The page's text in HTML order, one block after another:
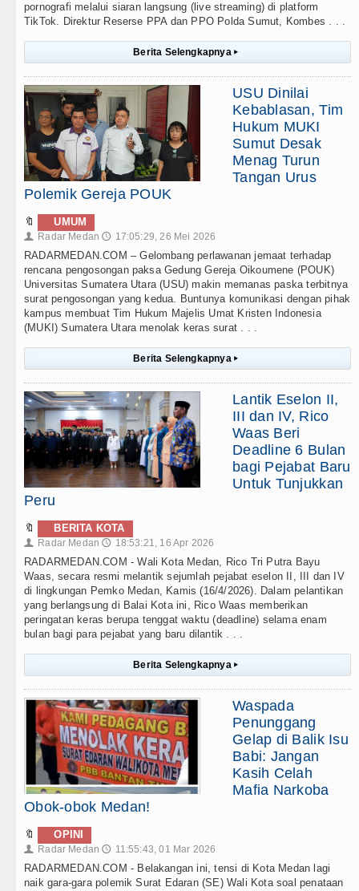
pornografi melalui siaran langsung (live streaming) di platform
TikTok. Direktur Reserse PPA dan PPO Polda Sumut, Kombes . . .
Berita Selengkapnya ▸
USU Dinilai
Kebablasan, Tim
Hukum MUKI
Sumut Desak
Menag Turun
Tangan Urus
Polemik Gereja POUK
🔖 UMUM
👤 Radar Medan 🕔 17:05:29, 26 Mei 2026
RADARMEDAN.COM – Gelombang perlawanan jemaat terhadap
rencana pengosongan paksa Gedung Gereja Oikoumene (POUK)
Universitas Sumatera Utara (USU) makin memanas paska terbitnya
surat pengosongan yang kedua. Buntunya komunikasi dengan pihak
kampus membuat Tim Hukum Majelis Umat Kristen Indonesia
(MUKI) Sumatera Utara menolak keras surat . . .
Berita Selengkapnya ▸
Lantik Eselon II,
III dan IV, Rico
Waas Beri
Deadline 6 Bulan
bagi Pejabat Baru
Untuk Tunjukkan
Peru
🔖 BERITA KOTA
👤 Radar Medan 🕔 18:53:21, 16 Apr 2026
RADARMEDAN.COM - Wali Kota Medan, Rico Tri Putra Bayu
Waas, secara resmi melantik sejumlah pejabat eselon II, III dan IV
di lingkungan Pemko Medan, Kamis (16/4/2026). Dalam pelantikan
yang berlangsung di Balai Kota ini, Rico Waas memberikan
peringatan keras berupa tenggat waktu (deadline) selama enam
bulan bagi para pejabat yang baru dilantik . . .
Berita Selengkapnya ▸
Waspada
Penunggang
Gelap di Balik Isu
Babi: Jangan
Kasih Celah
Mafia Narkoba
Obok-obok Medan!
🔖 OPINI
👤 Radar Medan 🕔 11:55:43, 01 Mar 2026
RADARMEDAN.COM - Belakangan ini, tensi di Kota Medan lagi
naik gara-gara polemik Surat Edaran (SE) Wali Kota soal penataan